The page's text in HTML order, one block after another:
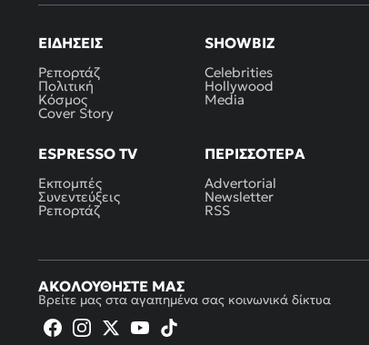
ΕΙΔΉΣΕΙΣ
Ρεπορτάζ
Πολιτική
Κόσμος
Cover Story
SHOWBIZ
Celebrities
Hollywood
Media
ESPRESSO TV
Εκπομπές
Συνεντεύξεις
Ρεπορτάζ
ΠΕΡΙΣΣΌΤΕΡΑ
Advertorial
Newsletter
RSS
ΑΚΟΛΟΥΘΉΣΤΕ ΜΑΣ
Βρείτε μας στα αγαπημένα σας κοινωνικά δίκτυα